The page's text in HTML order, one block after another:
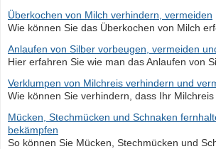
Überkochen von Milch verhindern, vermeiden
Wie können Sie das Überkochen von Milch
Anlaufen von Silber vorbeugen, vermeiden
Hier erfahren Sie wie man das Anlaufen von
Verklumpen von Milchreis verhindern und
Wie können Sie verhindern, dass Ihr Milchreis
Mücken, Stechmücken und Schnaken
bekämpfen
So können Sie Mücken, Stechmücken und